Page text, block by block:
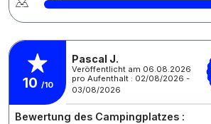
10 /10
Pascal J.
Veröffentlicht am 06.08.2026
pro Aufenthalt : 02/08/2026 -
03/08/2026
Bewertung des Campingplatzes :